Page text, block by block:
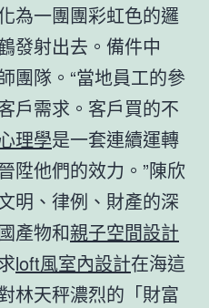
為一團團彩虹色的邏
發射出去。備件中
團隊。“當地員工的參
戶需求。客戶買的不
理學是一套連續運轉
陞他們的效力。”陳欣
明、律例、財產的深
產物和親子空間設計
loft風室內設計在海這
林天秤濃烈的「財富